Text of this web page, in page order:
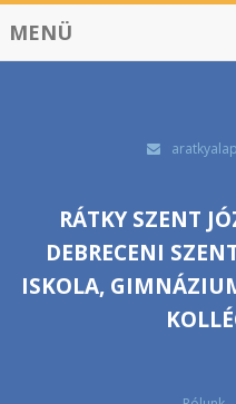
MENÜ
RÁTKY SZENT
DEBRECENI
ISKOLA,